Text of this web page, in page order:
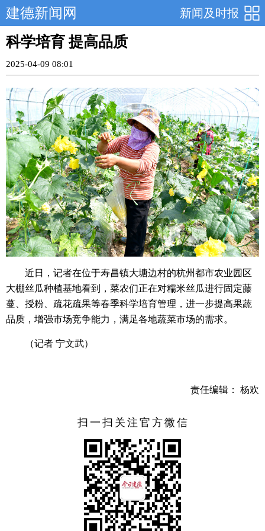
新闻及时报
建德新闻网
科学培育 提高品质
2025-04-09 08:01
近日，记者在位于寿昌镇大塘边村的杭州都市农业园区
大棚丝瓜种植基地看到，菜农们正在对糯米丝瓜进行固定藤
蔓、授粉、疏花疏果等春季科学培育管理，进一步提高果蔬
品质，增强市场竞争能力，满足各地蔬菜市场的需求。
（记者 宁文武）
责任编辑： 杨欢
扫一扫关注官方微信